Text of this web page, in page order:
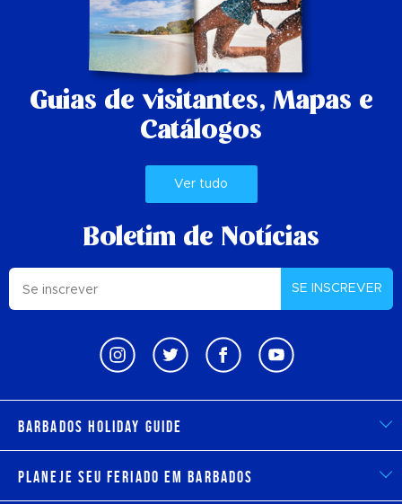
Guias de visitantes, Mapas e
Catálogos
Ver tudo
Boletim de Notícias
SE INSCREVER
Barbados Holiday Guide
Planeje seu feriado em Barbados